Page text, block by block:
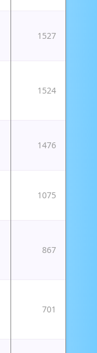
1527
1524
1476
1075
867
701